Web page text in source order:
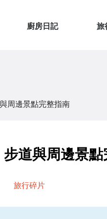
廚房日記 旅
周邊景點完整指南
道與周邊景
旅行碎片